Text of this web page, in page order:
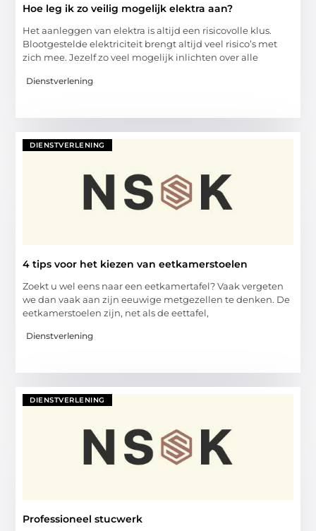
Hoe leg ik zo veilig mogelijk elektra aan?
Het aanleggen van elektra is altijd een risicovolle klus.
Blootgestelde elektriciteit brengt altijd veel risico’s met
zich mee. Jezelf zo veel mogelijk inlichten over alle
Dienstverlening
DIENSTVERLENING
4 tips voor het kiezen van eetkamerstoelen
Zoekt u wel eens naar een eetkamertafel? Vaak vergeten
we dan vaak aan zijn eeuwige metgezellen te denken. De
eetkamerstoelen zijn, net als de eettafel,
Dienstverlening
DIENSTVERLENING
Professioneel stucwerk